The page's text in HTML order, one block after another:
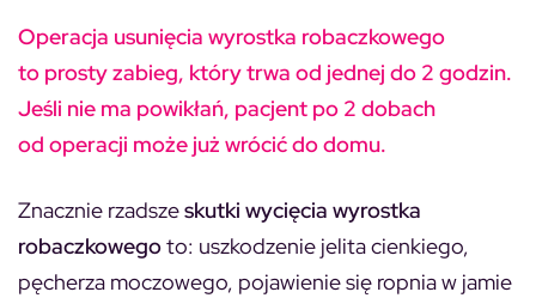
Operacja usunięcia wyrostka robaczkowego
to prosty zabieg, który trwa od jednej do 2 godzin.
Jeśli nie ma powikłań, pacjent po 2 dobach
od operacji może już wrócić do domu.
Znacznie rzadszeskutki wycięcia wyrostka
robaczkowegoto: uszkodzenie jelita cienkiego,
pęcherza moczowego, pojawienie się ropnia w jamie